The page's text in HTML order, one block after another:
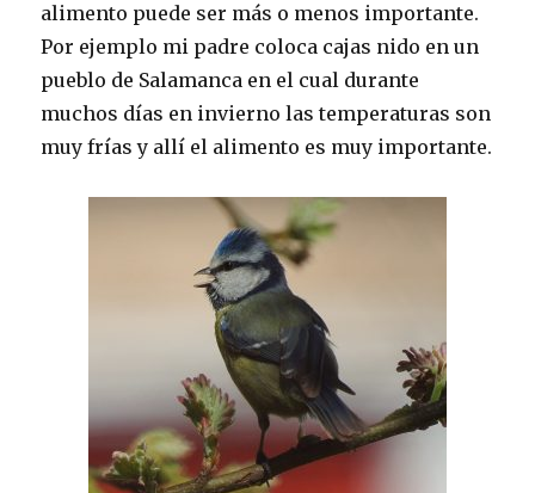
alimento puede ser más o menos importante.
Por ejemplo mi padre coloca cajas nido en un
pueblo de Salamanca en el cual durante
muchos días en invierno las temperaturas son
muy frías y allí el alimento es muy importante.